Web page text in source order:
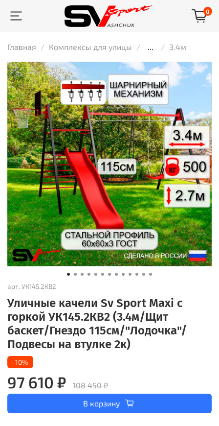
0
Главная Комплексы для улицы ... 3.4м
арт. УК145.2КВ2
Уличные качели Sv Sport Maxi с
горкой УК145.2КВ2 (3.4м/Щит
баскет/Гнездо 115см/"Лодочка"/
Подвесы на втулке 2к)
-10%
97 610 ₽
108 450 ₽
В корзину